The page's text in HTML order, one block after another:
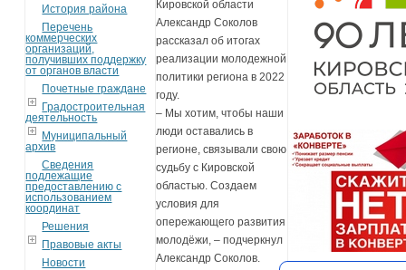
История района
Перечень
коммерческих
организаций,
получивших поддержку
от органов власти
Почетные граждане
Градостроительная
деятельность
Муниципальный
архив
Сведения
подлежащие
предоставлению с
использованием
координат
Решения
Правовые акты
Новости
Кировской области
Александр Соколов
рассказал об итогах
реализации молодежной
политики региона в 2022
году.
– Мы хотим, чтобы наши
люди оставались в
регионе, связывали свою
судьбу с Кировской
областью. Создаем
условия для
опережающего развития
молодёжи, – подчеркнул
Александр Соколов.